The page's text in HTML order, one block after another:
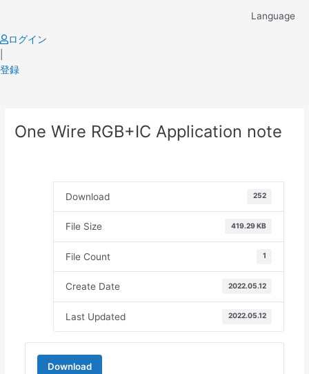
content
Language
ログイン
登録
One Wire RGB+IC Application note
Download 252
File Size 419.29 KB
File Count 1
Create Date 2022.05.12
Last Updated 2022.05.12
Download
navigation